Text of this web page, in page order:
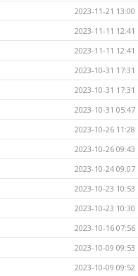
2023-11-21 13:00
2023-11-11 12:41
2023-11-11 12:41
2023-10-31 17:31
2023-10-31 17:31
2023-10-31 05:47
2023-10-26 11:28
2023-10-26 09:43
2023-10-24 09:07
2023-10-23 10:53
2023-10-23 10:30
2023-10-16 07:56
2023-10-09 09:53
2023-10-09 09:52